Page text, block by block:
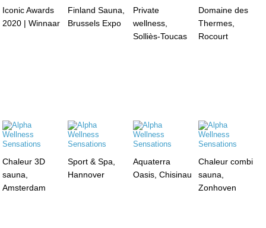
Iconic Awards
2020 | Winnaar
Finland Sauna,
Brussels Expo
Private
wellness,
Solliès-Toucas
Domaine des
Thermes,
Rocourt
Chaleur 3D
sauna,
Amsterdam
Sport & Spa,
Hannover
Aquaterra
Oasis, Chisinau
Chaleur combi
sauna,
Zonhoven